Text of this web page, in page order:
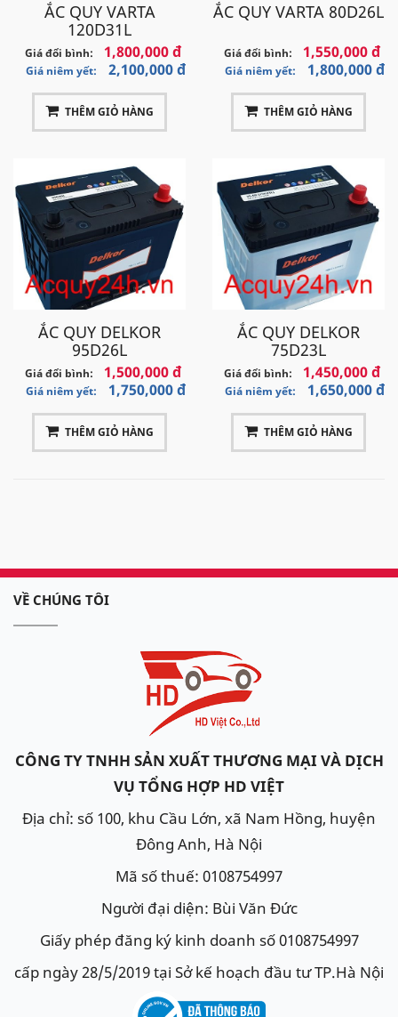
ẮC QUY VARTA
120D31L
Giá đổi bình: 1,800,000 đ
Giá niêm yết: 2,100,000 đ
THÊM GIỎ HÀNG
ẮC QUY VARTA 80D26L
Giá đổi bình: 1,550,000 đ
Giá niêm yết: 1,800,000 đ
THÊM GIỎ HÀNG
ẮC QUY DELKOR
95D26L
Giá đổi bình: 1,500,000 đ
Giá niêm yết: 1,750,000 đ
THÊM GIỎ HÀNG
ẮC QUY DELKOR
75D23L
Giá đổi bình: 1,450,000 đ
Giá niêm yết: 1,650,000 đ
THÊM GIỎ HÀNG
VỀ CHÚNG TÔI
CÔNG TY TNHH SẢN XUẤT THƯƠNG MẠI VÀ DỊCH
VỤ TỔNG HỢP HD VIỆT
Địa chỉ: số 100, khu Cầu Lớn, xã Nam Hồng, huyện
Đông Anh, Hà Nội
Mã số thuế: 0108754997
Người đại diện: Bùi Văn Đức
Giấy phép đăng ký kinh doanh số 0108754997
cấp ngày 28/5/2019 tại Sở kế hoạch đầu tư TP.Hà Nội